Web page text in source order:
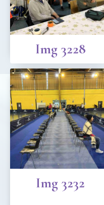
Img 3228
Img 3232